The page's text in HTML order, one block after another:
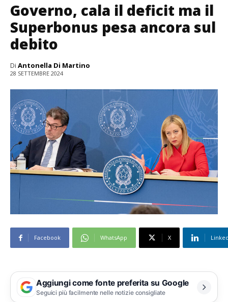
Governo, cala il deficit ma il
Superbonus pesa ancora sul
debito
Di Antonella Di Martino
28 SETTEMBRE 2024
Facebook WhatsApp X
Aggiungi come fonte preferita su Google
Seguici più facilmente nelle notizie consigliate